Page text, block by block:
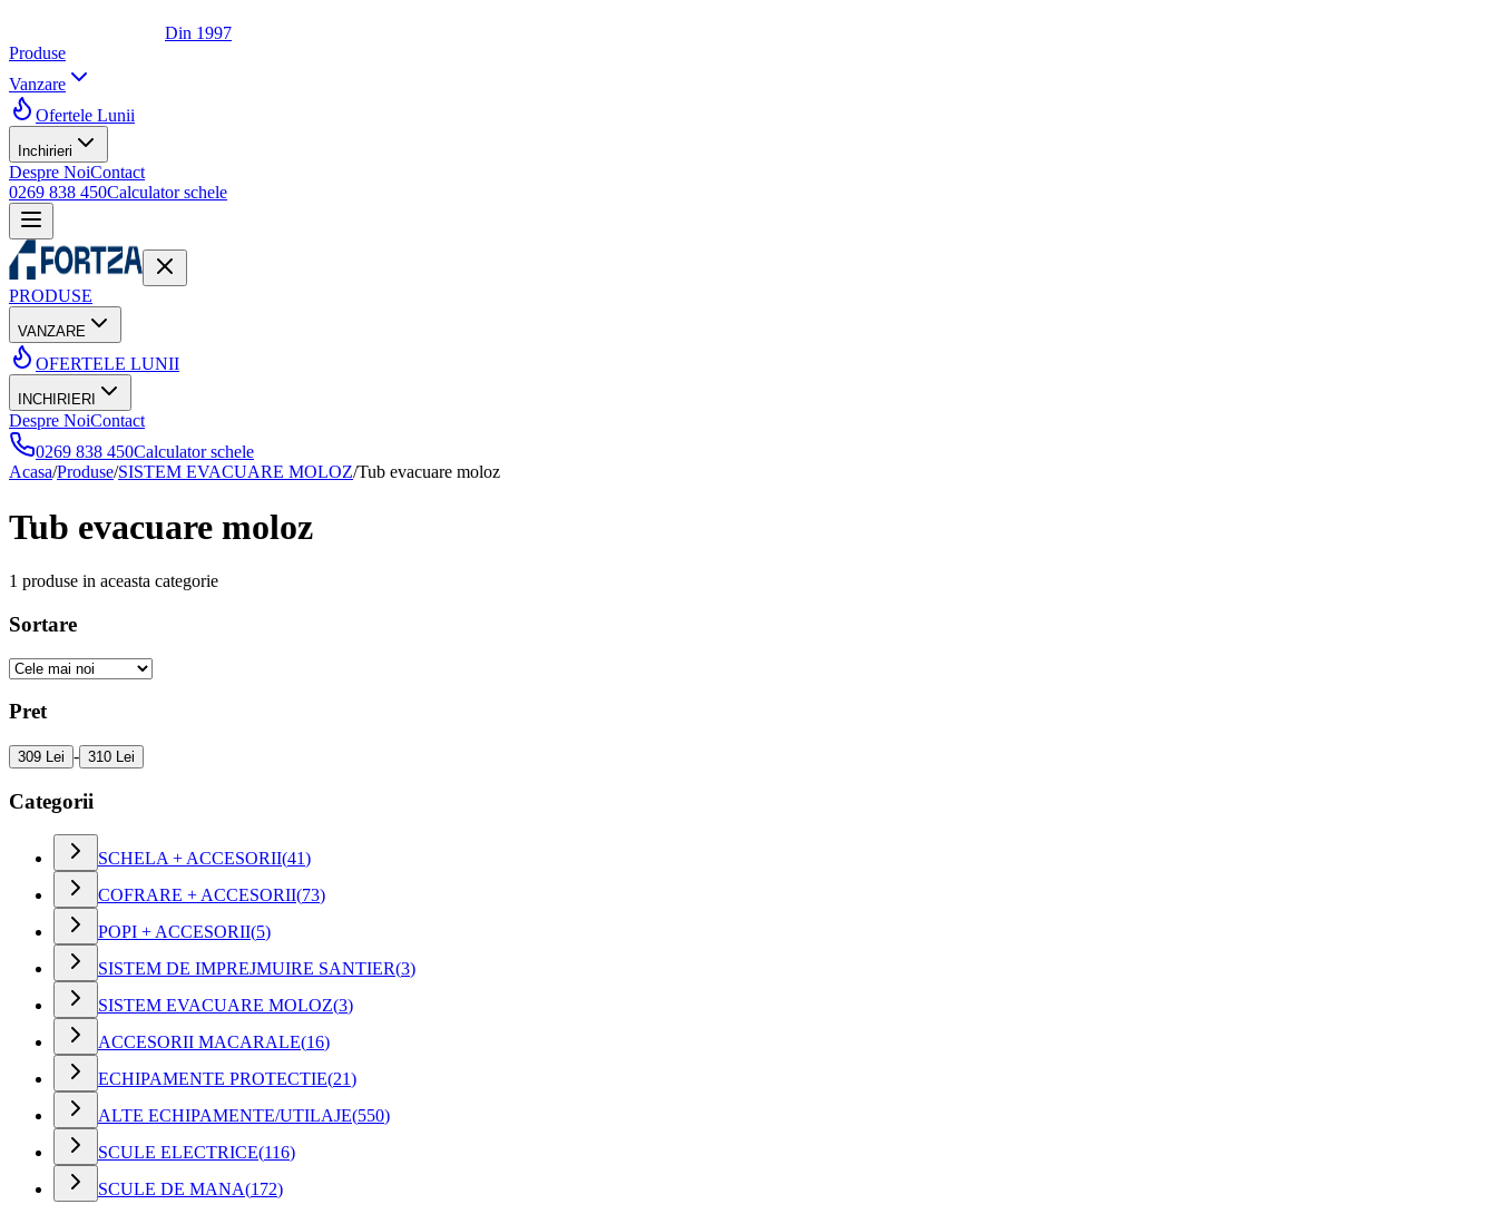
Din 1997
Produse
Vanzare
Ofertele Lunii
Inchirieri
Despre NoiContact
0269 838 450Calculator schele
PRODUSE
VANZARE
OFERTELE LUNII
INCHIRIERI
Despre NoiContact
0269 838 450Calculator schele
Acasa/Produse/SISTEM EVACUARE MOLOZ/Tub evacuare moloz
Tub evacuare moloz
1 produse in aceasta categorie
Sortare
Pret
309 Lei - 310 Lei
Categorii
SCHELA + ACCESORII(41)
COFRARE + ACCESORII(73)
POPI + ACCESORII(5)
SISTEM DE IMPREJMUIRE SANTIER(3)
SISTEM EVACUARE MOLOZ(3)
ACCESORII MACARALE(16)
ECHIPAMENTE PROTECTIE(21)
ALTE ECHIPAMENTE/UTILAJE(550)
SCULE ELECTRICE(116)
SCULE DE MANA(172)